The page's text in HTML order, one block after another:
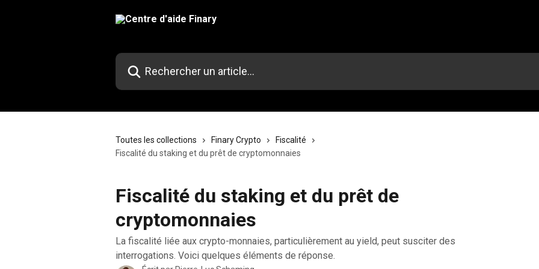
Rechercher un article...
Toutes les collections Finary Crypto
Fiscalité
Fiscalité du staking et du prêt de cryptomonnaies
Fiscalité du staking et du prêt de
cryptomonnaies
La fiscalité liée aux crypto-monnaies, particulièrement au yield, peut susciter des
interrogations. Voici quelques éléments de réponse.